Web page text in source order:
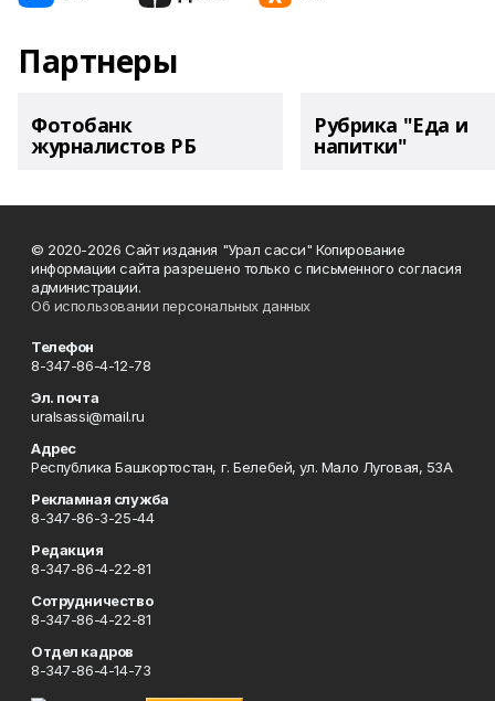
Партнеры
Фотобанк
журналистов РБ
Рубрика "Еда и
напитки"
© 2020-2026 Сайт издания "Урал сасси" Копирование
информации сайта разрешено только с письменного согласия
администрации.
Об использовании персональных данных
Телефон
8-347-86-4-12-78
Эл. почта
uralsassi@mail.ru
Адрес
Республика Башкортостан, г. Белебей, ул. Мало Луговая, 53А
Рекламная служба
8-347-86-3-25-44
Редакция
8-347-86-4-22-81
Сотрудничество
8-347-86-4-22-81
Отдел кадров
8-347-86-4-14-73